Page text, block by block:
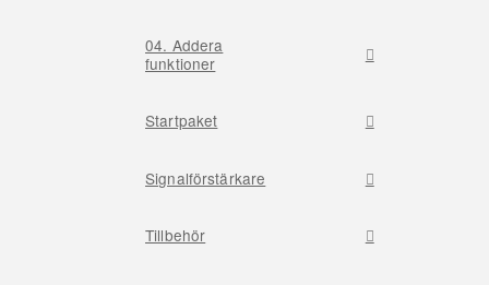
04. Addera
funktioner
Startpaket
Signalförstärkare
Tillbehör